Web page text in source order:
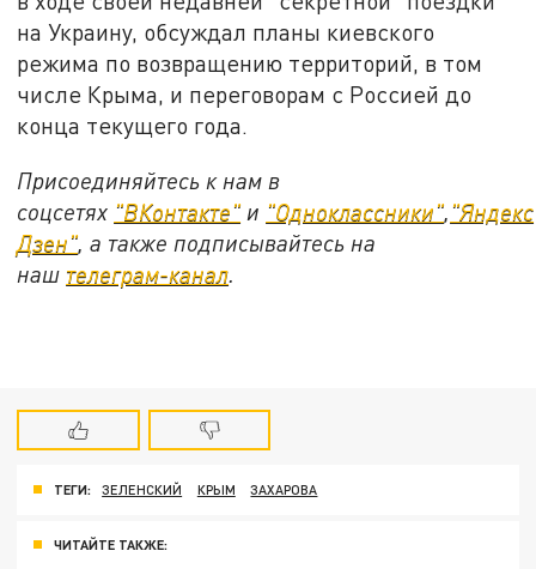
на Украину, обсуждал планы киевского
режима по возвращению территорий, в том
числе Крыма, и переговорам с Россией до
конца текущего года.
Присоединяйтесь к нам в
соцсетях "ВКонтакте" и "Одноклассники", "Яндекс
Дзен", а также подписывайтесь на
наш телеграм-канал.
ТЕГИ: ЗЕЛЕНСКИЙ КРЫМ ЗАХАРОВА
ЧИТАЙТЕ ТАКЖЕ: